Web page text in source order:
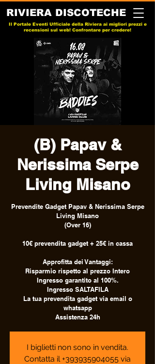
RIVIERA DISCOTECHE
Il Portale Eventi Ufficiale della Riviera ai migliori prezzi e
recensioni sul web! Confrontare per credere!
(B) Papav &
Nerissima Serpe
Living Misano
Prevendite Gadget Papav & Nerissima Serpe
Living Misano
(Over 16)
10€ prevendita gadget + 25€ in cassa
Approfitta dei Vantaggi:
Risparmio rispetto al prezzo Intero
Ingresso garantito al 100%.
Ingresso SALTAFILA
La tua prevendita gadget via email o
whatsapp
Assistenza 24h
I biglietti non sono in vendita.
Contatta il +393935904055 via